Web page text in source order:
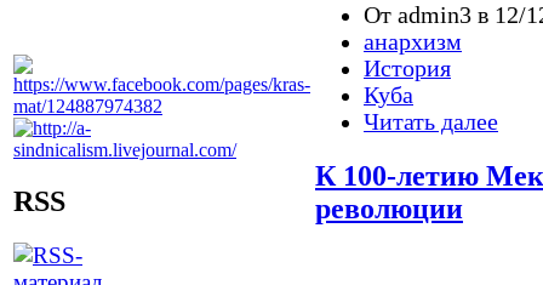
RSS
От admin3 в 12/
анархизм
История
Куба
Читать далее
К 100-летию
революции